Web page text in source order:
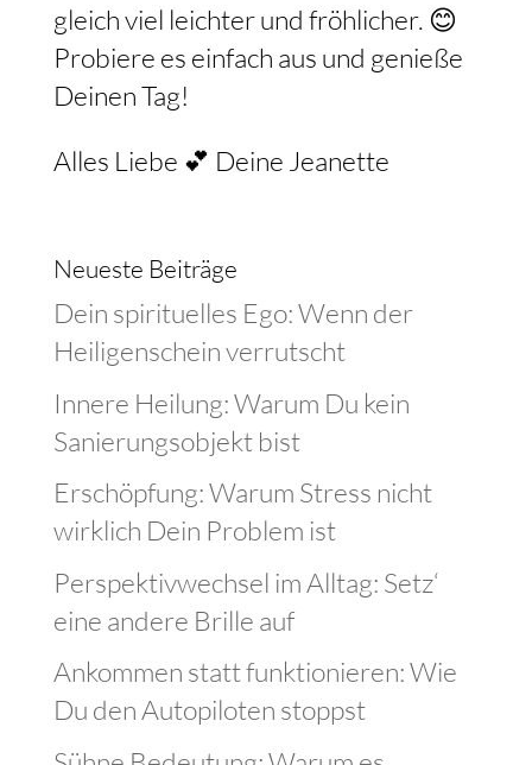
Ich wette, danach fühlst Du Dich
gleich viel leichter und fröhlicher. 😊
Probiere es einfach aus und genieße
Neueste Beiträge
Dein spirituelles Ego: Wenn der
Heiligenschein verrutscht
Innere Heilung: Warum Du kein
Sanierungsobjekt bist
Erschöpfung: Warum Stress nicht
wirklich Dein Problem ist
Perspektivwechsel im Alltag: Setz‘
eine andere Brille auf
Ankommen statt funktionieren: Wie
Du den Autopiloten stoppst